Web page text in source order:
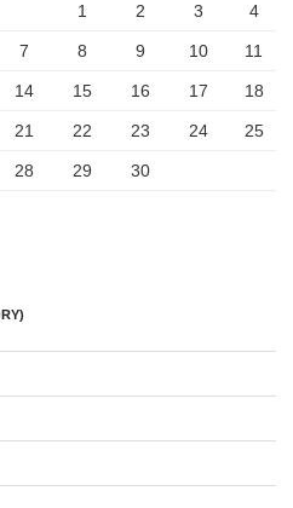
1 2 3 4
7 8 9 10 11
14 15 16 17 18
21 22 23 24 25
28 29 30